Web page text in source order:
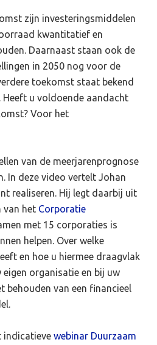
zijn investeringsmiddelen
kwantitatief en
Daarnaast staan ook de
in 2050 nog voor de
toekomst staat bekend
Heeft u voldoende aandacht
Voor het
van de meerjarenprognose
In deze video vertelt Johan
realiseren. Hij legt daarbij uit
van het Corporatie
met 15 corporaties is
helpen. Over welke
en hoe u hiermee draagvlak
eigen organisatie en bij uw
behouden van een financieel
indicatieve webinar Duurzaam